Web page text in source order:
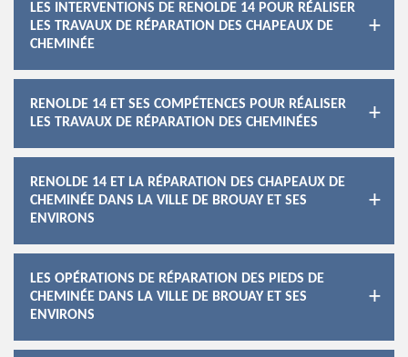
LES INTERVENTIONS DE RENOLDE 14 POUR RÉALISER
LES TRAVAUX DE RÉPARATION DES CHAPEAUX DE
CHEMINÉE
RENOLDE 14 ET SES COMPÉTENCES POUR RÉALISER
LES TRAVAUX DE RÉPARATION DES CHEMINÉES
RENOLDE 14 ET LA RÉPARATION DES CHAPEAUX DE
CHEMINÉE DANS LA VILLE DE BROUAY ET SES
ENVIRONS
LES OPÉRATIONS DE RÉPARATION DES PIEDS DE
CHEMINÉE DANS LA VILLE DE BROUAY ET SES
ENVIRONS